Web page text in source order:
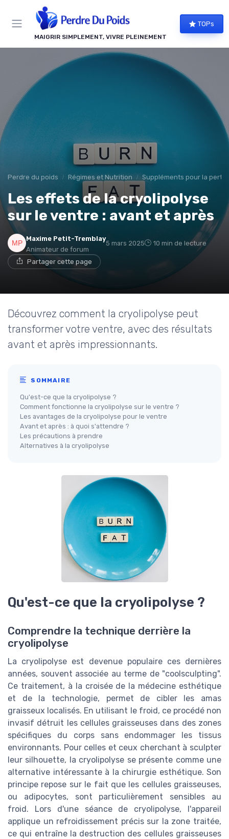
MAIGRIR SIMPLEMENT, VIVRE PLEINEMENT
TOPs
Perdre du poids Régimes et Nutrition Suppléments pour la perte
Les effets de la cryolipolyse
sur le ventre : avant et après
Maxime Petit-Tremblay
Animateur de forum
5 mars 2025 10 min de lecture
Partager cette page
Découvrez comment la cryolipolyse peut
transformer votre ventre, avec des résultats
avant et après impressionnants.
SOMMAIRE
Qu'est-ce que la cryolipolyse ?
Comment fonctionne la cryolipolyse sur le ventre ?
Les avantages de la cryolipolyse pour le ventre
Avant et après : à quoi s'attendre ?
Les précautions à prendre
Alternatives à la cryolipolyse
Qu'est-ce que la cryolipolyse ?
Comprendre la technique derrière la
cryolipolyse
La cryolipolyse est devenue populaire ces dernières
années, souvent associée au terme de "coolsculpting".
Ce traitement, à la croisée de la médecine esthétique
et de la technologie, permet de cibler les amas
graisseux localisés. En utilisant le froid, ce procédé non
invasif détruit les cellules graisseuses dans des zones
spécifiques du corps sans endommager les tissus
environnants. Pour celles et ceux cherchant à sculpter
leur silhouette, la cryolipolyse se présente comme une
alternative intéressante à la chirurgie esthétique. Son
principe repose sur le fait que les cellules graisseuses,
ou adipocytes, sont particulièrement sensibles au
froid. Lors d'une séance de cryolipolyse, l'appareil
applique un refroidissement précis sur la zone traitée,
ce qui entraîne la destruction des cellules graisseuses
Panneau de gestion des cookies